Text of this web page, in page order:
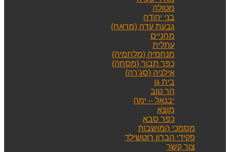
מטולה
בני יהודה
גבעת עדה (מראח)
מחניים
עתלית
מנחמיה (מלחמיה)
כפר תבור (מסחה)
אילניה (סג'רה)
בית גן
הר טוב
יבנאל – ימה
מוצא
כפר סבא
מסמכי המושבות
פקידי הברון רוטשילד
צור קשר